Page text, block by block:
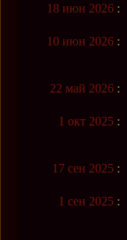
18 июн 2026 :
10 июн 2026 :
22 май 2026 :
1 окт 2025 :
17 сен 2025 :
1 сен 2025 :